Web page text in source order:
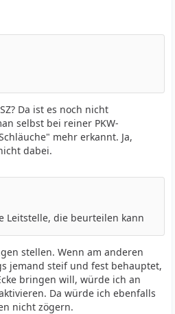
Da ist es noch nicht
selbst bei reiner PKW-
mehr erkannt. Ja,
dabei.
Leitstelle, die beurteilen kann
stellen. Wenn am anderen
jemand steif und fest behauptet,
bringen will, würde ich an
Da würde ich ebenfalls
nicht zögern.